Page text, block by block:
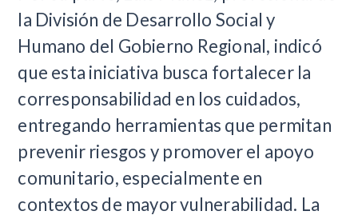
la División de Desarrollo Social y
Humano del Gobierno Regional, indicó
que esta iniciativa busca fortalecer la
corresponsabilidad en los cuidados,
entregando herramientas que permitan
prevenir riesgos y promover el apoyo
comunitario, especialmente en
contextos de mayor vulnerabilidad. La